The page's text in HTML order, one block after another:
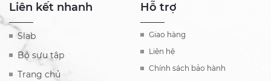
Liên kết nhanh
Slab
Bộ sưu tập
Trang chủ
Hỗ trợ
Giao hàng
Liên hệ
Chính sách bảo hành